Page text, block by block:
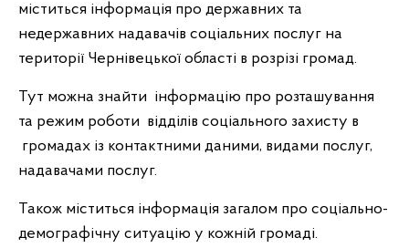
міститься інформація про державних та
недержавних надавачів соціальних послуг на
території Чернівецької області в розрізі громад.
Тут можна знайти інформацію про розташування
та режим роботи відділів соціального захисту в
громадах із контактними даними, видами послуг,
надавачами послуг.
Також міститься інформація загалом про соціально-
демографічну ситуацію у кожній громаді.